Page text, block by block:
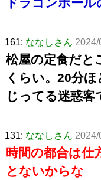
161: ななしさん 2024/
松屋の定食だと
くらい。20分
じってる迷惑客
131: ななしさん
時間の都合は仕
とないからな